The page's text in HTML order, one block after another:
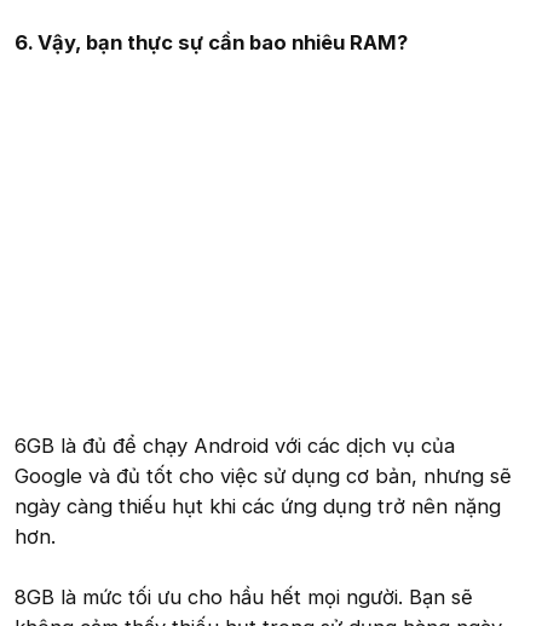
6. Vậy, bạn thực sự cần bao nhiêu RAM?
6GB là đủ để chạy Android với các dịch vụ của
Google và đủ tốt cho việc sử dụng cơ bản, nhưng sẽ
ngày càng thiếu hụt khi các ứng dụng trở nên nặng
hơn.
8GB là mức tối ưu cho hầu hết mọi người. Bạn sẽ